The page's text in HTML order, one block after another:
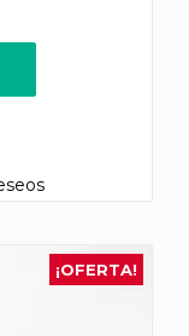
¡OFERTA!